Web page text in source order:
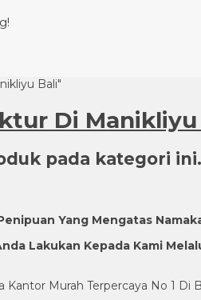
Bali"
Di Manikliyu
pada kategori ini.
Yang Mengatas
Lakukan Kepada Kami
Kantor Murah Terpercaya No 1 Di